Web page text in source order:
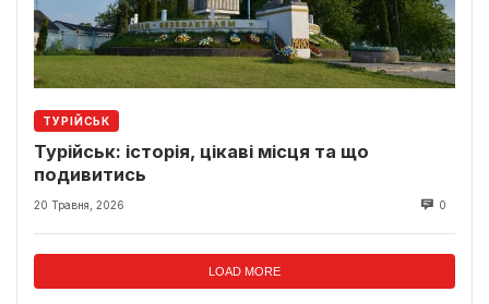
ТУРІЙСЬК
Турійськ: історія, цікаві місця та що
подивитись
20 Травня, 2026 0
LOAD MORE